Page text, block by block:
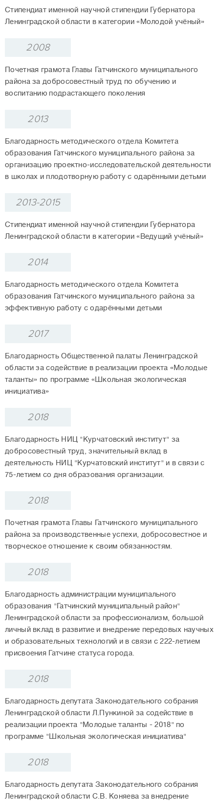
Стипендиат именной научной стипендии Губернатора
Ленинградской области в категории «Молодой учёный»
2008
Почетная грамота Главы Гатчинского муниципального
района за добросовестный труд по обучению и
воспитанию подрастающего поколения
2013
Благодарность методического отдела Комитета
образования Гатчинского муниципального района за
организацию проектно-исследовательской деятельности
в школах и плодотворную работу с одарёнными детьми
2013-2015
Стипендиат именной научной стипендии Губернатора
Ленинградской области в категории «Ведущий учёный»
2014
Благодарность методического отдела Комитета
образования Гатчинского муниципального района за
эффективную работу с одарёнными детьми
2017
Благодарность Общественной палаты Ленинградской
области за содействие в реализации проекта «Молодые
таланты» по программе «Школьная экологическая
инициатива»
2018
Благодарность НИЦ "Курчатовский институт" за
добросовестный труд, значительный вклад в
деятельность НИЦ "Курчатовский институт" и в связи с
75-летием со дня образования организации.
2018
Почетная грамота Главы Гатчинского муниципального
района за производственные успехи, добросовестное и
творческое отношение к своим обязанностям.
2018
Благодарность администрации муниципального
образования "Гатчинский муниципальный район"
Ленинградской области за профессионализм, большой
личный вклад в развитие и внедрение передовых научных
и образовательных технологий и в связи с 222-летием
присвоения Гатчине статуса города.
2018
Благодарность депутата Законодательного собрания
Ленинградской области Л.Пункиной за содействие в
реализации проекта "Молодые таланты - 2018" по
программе "Школьная экологическая инициатива"
2018
Благодарность депутата Законодательного собрания
Ленинградской области С.В. Коняева за внедрение